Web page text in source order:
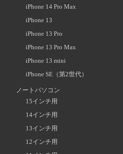
iPhone 14 Pro Max
iPhone 13
iPhone 13 Pro
iPhone 13 Pro Max
iPhone 13 mini
iPhone SE（第2世代）
ノートパソコン
15インチ用
14インチ用
13インチ用
12インチ用